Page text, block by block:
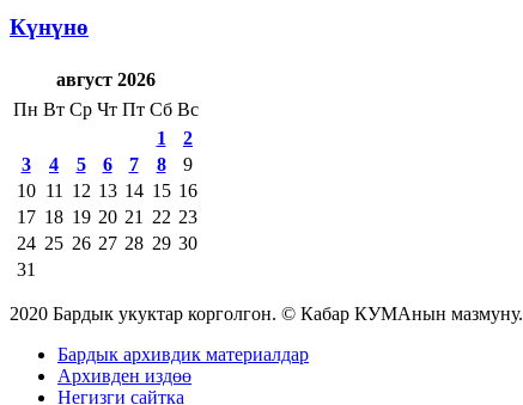
Күнүнө
август 2026
Пн Вт Ср Чт Пт Сб Вс
1
2
3
4 5 6 7 8
9
10 11 12 13 14 15 16
17 18 19 20 21 22 23
24 25 26 27 28 29 30
31
2020 Бардык укуктар корголгон. © Кабар КУМАнын мазмуну.
Бардык архивдик материалдар
Архивден издөө
Негизги сайтка